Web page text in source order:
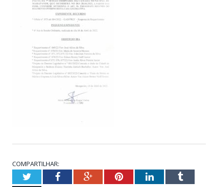
COMPARTILHAR:
TwitterFacebookGoogle+PinterestLinkedInTumblr